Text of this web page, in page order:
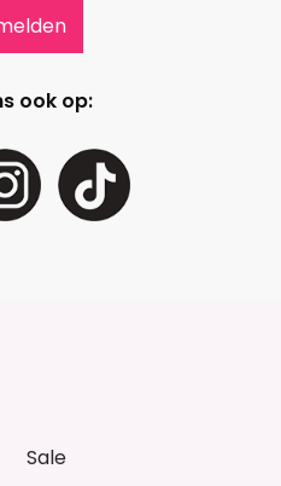
ook op:
Sale